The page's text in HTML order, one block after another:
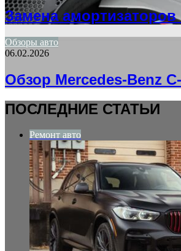
Замена амортизаторов
Обзоры авто
06.02.2026
Обзор Mercedes-Benz
ПОСЛЕДНИЕ СТАТЬИ
Ремонт авто